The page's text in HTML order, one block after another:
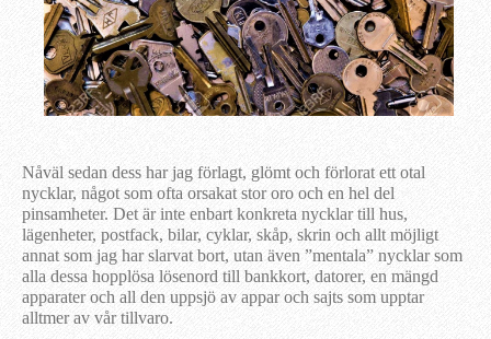
Nåväl sedan dess har jag förlagt, glömt och förlorat ett otal
nycklar, något som ofta orsakat stor oro och en hel del
pinsamheter. Det är inte enbart konkreta nycklar till hus,
lägenheter, postfack, bilar, cyklar, skåp, skrin och allt möjligt
annat som jag har slarvat bort, utan även ”mentala” nycklar som
alla dessa hopplösa lösenord till bankkort, datorer, en mängd
apparater och all den uppsjö av appar och sajts som upptar
alltmer av vår tillvaro.